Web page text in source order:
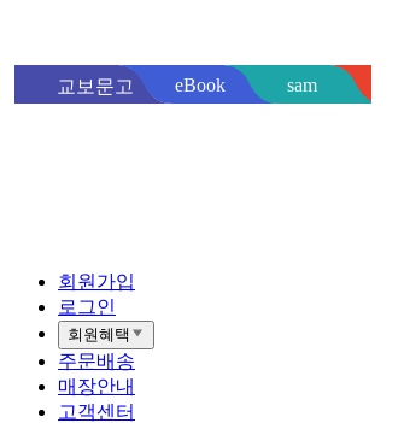
교보문고 eBook sam
회원가입
로그인
회원혜택
주문배송
매장안내
고객센터